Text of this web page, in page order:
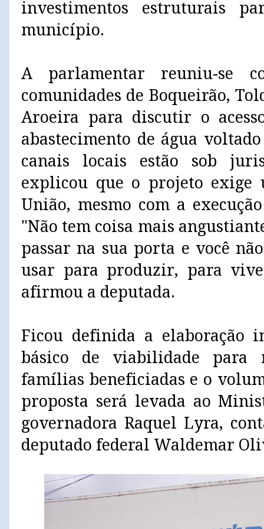
investimentos estruturais
município.
A parlamentar reuniu-se
comunidades de Boqueirão,
Aroeira para discutir o
abastecimento de água
canais locais estão sob
explicou que o projeto exige
União, mesmo com a
"Não tem coisa mais
passar na sua porta e você
usar para produzir, para
afirmou a deputada.
Ficou definida a elaboração
básico de viabilidade para
famílias beneficiadas e o
proposta será levada ao
governadora Raquel Lyra,
deputado federal Waldemar